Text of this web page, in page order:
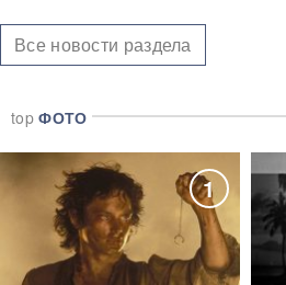
Все новости раздела
topФОТО
1